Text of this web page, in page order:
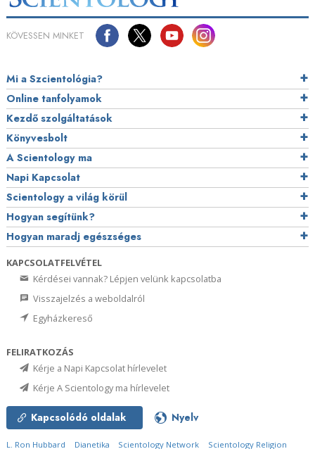
KÖVESSEN MINKET
Mi a Szcientológia?
Online tanfolyamok
Kezdő szolgáltatások
Könyvesbolt
A Scientology ma
Napi Kapcsolat
Scientology a világ körül
Hogyan segítünk?
Hogyan maradj egészséges
KAPCSOLATFELVÉTEL
Kérdései vannak? Lépjen velünk kapcsolatba
Visszajelzés a weboldalról
Egyházkereső
FELIRATKOZÁS
Kérje a Napi Kapcsolat hírlevelet
Kérje A Scientology ma hírlevelet
Kapcsolódó oldalak Nyelv
L. Ron Hubbard Dianetika Scientology Network Scientology Religion